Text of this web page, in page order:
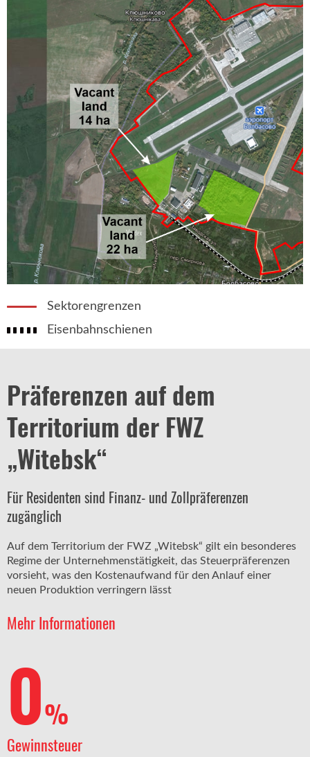
Sektorengrenzen
Eisenbahnschienen
Präferenzen auf dem
Territorium der FWZ
„Witebsk“
Für Residenten sind Finanz- und Zollpräferenzen
zugänglich
Auf dem Territorium der FWZ „Witebsk“ gilt ein besonderes
Regime der Unternehmenstätigkeit, das Steuerpräferenzen
vorsieht, was den Kostenaufwand für den Anlauf einer
neuen Produktion verringern lässt
Mehr Informationen
0%
Gewinnsteuer